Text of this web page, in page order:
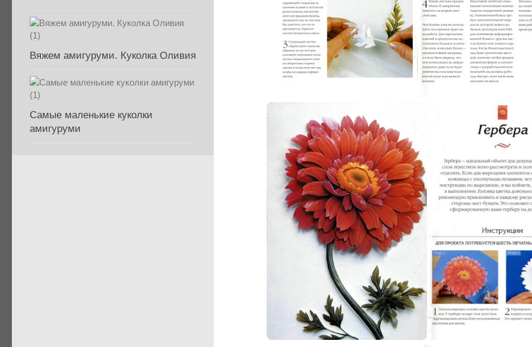
Вяжем амигуруми. Куколка Оливия
Самые маленькие куколки
амигуруми